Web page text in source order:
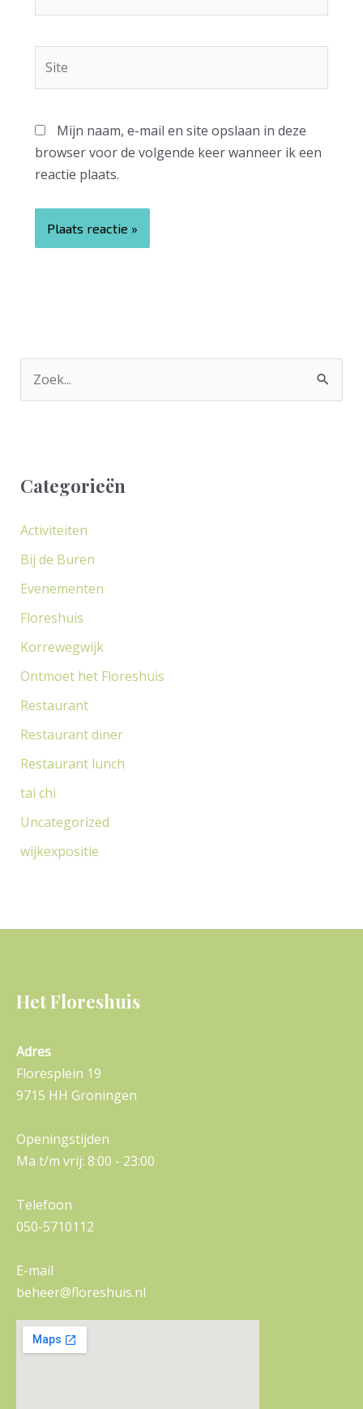
mail*
Mijn naam, e-mail en site opslaan in deze
browser voor de volgende keer wanneer ik een
reactie plaats.
n
a
r
:
Categorieën
Activiteiten
Bij de Buren
Evenementen
Floreshuis
Korrewegwijk
Ontmoet het Floreshuis
Restaurant
Restaurant diner
Restaurant lunch
tai chi
Uncategorized
wijkexpositie
Het Floreshuis
Adres
Floresplein 19
9715 HH Groningen
Openingstijden
Ma t/m vrij: 8:00 - 23:00
Telefoon
050-5710112
E-mail
beheer@floreshuis.nl